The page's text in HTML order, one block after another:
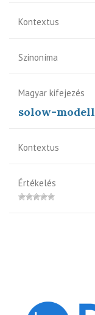
Kontextus
Szinoníma
Magyar kifejezés
solow-modell
Kontextus
Értékelés